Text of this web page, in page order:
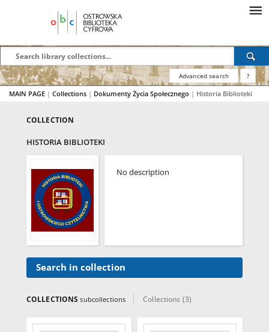
Advanced search ?
MAIN PAGE | Collections | Dokumenty Życia Społecznego | Historia Biblioteki
COLLECTION
HISTORIA BIBLIOTEKI
No description
Search in collection
COLLECTIONSsubcollections Collections (3)